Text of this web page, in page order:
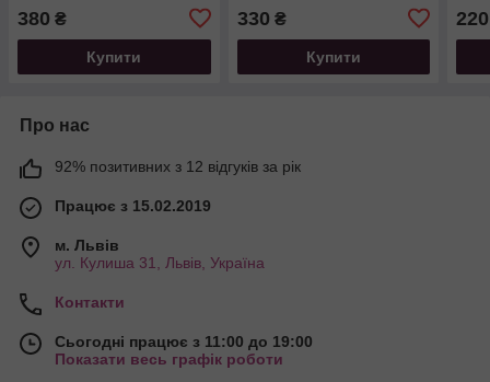
380 ₴
Купити
330 ₴
Купити
220
Про нас
92% позитивних з 12 відгуків за рік
Працює з 15.02.2019
м. Львів
ул. Кулиша 31, Львів, Україна
Контакти
Сьогодні працює з 11:00 до 19:00
Показати весь графік роботи